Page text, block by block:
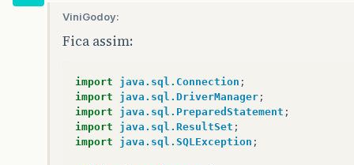
}
catch (Exception erro
throw
new RuntimeException
}
finally
{
//Fecha o statement, o resultset
if (rs != null) try
ViniGodoy:
Fica assim:
import java.sql.Connection ;
import
java.sql.DriverManager ;
import
java.sql.PreparedStatement ;
import
java.sql.ResultSet ;
import
java.sql.SQLException ;